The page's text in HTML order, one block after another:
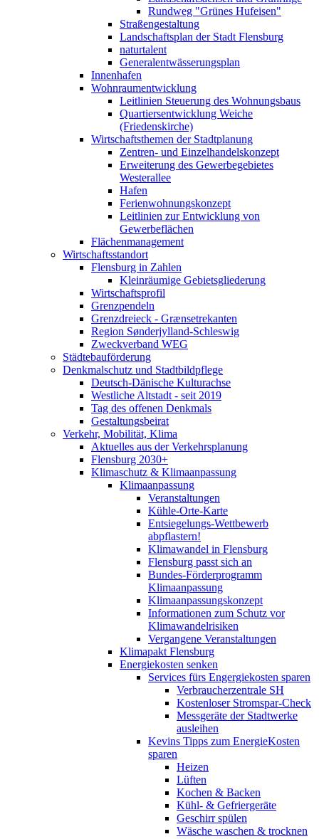
Rundweg "Grünes Hufeisen"
Straßengestaltung
Landschaftsplan der Stadt Flensburg
naturtalent
Generalentwässerungsplan
Innenhafen
Wohnraumentwicklung
Leitlinien Steuerung des Wohnungsbaus
Quartiersentwicklung Weiche
(Friedenskirche)
Wirtschaftsthemen der Stadtplanung
Zentren- und Einzelhandelskonzept
Erweiterung des Gewerbegebietes
Westerallee
Hafen
Ferienwohnungskonzept
Leitlinien zur Entwicklung von
Gewerbeflächen
Flächenmanagement
Wirtschaftsstandort
Flensburg in Zahlen
Kleinräumige Gebietsgliederung
Wirtschaftsprofil
Grenzpendeln
Grenzdreieck - Grænsetrekanten
Region Sønderjylland-Schleswig
Zweckverband WEG
Städtebauförderung
Denkmalschutz und Stadtbildpflege
Deutsch-Dänische Kulturachse
Westliche Altstadt - seit 2019
Tag des offenen Denkmals
Gestaltungsbeirat
Verkehr, Mobilität, Klima
Aktuelles aus der Verkehrsplanung
Flensburg 2030+
Klimaschutz & Klimaanpassung
Klimaanpassung
Veranstaltungen
Kühle-Orte-Karte
Entsiegelungs-Wettbewerb
abpflastern!
Klimawandel in Flensburg
Flensburg passt sich an
Bundes-Förderprogramm
Klimaanpassung
Klimaanpassungskonzept
Informationen zum Schutz vor
Klimawandelrisiken
Vergangene Veranstaltungen
Klimapakt Flensburg
Energiekosten senken
Services fürs Engergiekosten sparen
Verbraucherzentrale SH
Kostenloser Stromspar-Check
Messgeräte der Stadtwerke
ausleihen
Kevins Tipps zum EnergieKosten
sparen
Heizen
Lüften
Kochen & Backen
Kühl- & Gefriergeräte
Geschirr spülen
Wäsche waschen & trocknen